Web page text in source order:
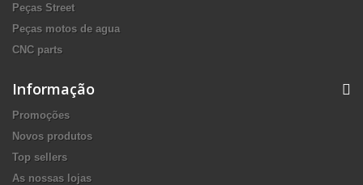
Peças Street
Peças motos de agua
CNC parts
Informação
Promoções
Novos produtos
Top sellers
As nossas lojas